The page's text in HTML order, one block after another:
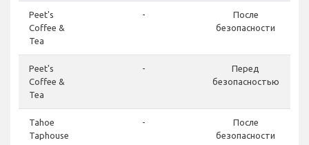
Peet's
Coffee &
Tea
-
После
безопасности
Peet's
Coffee &
Tea
-
Перед
безопасностью
Tahoe
Taphouse
-
После
безопасности